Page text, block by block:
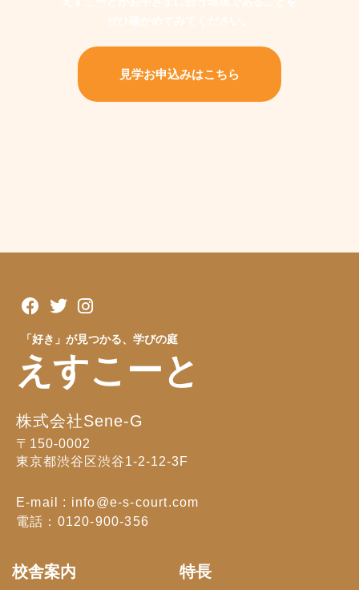
見学お申込みはこちら
「好き」が見つかる、学びの庭
えすこーと
株式会社Sene-G
〒150-0002
東京都渋谷区渋谷1-2-12-3F
E-mail : info@e-s-court.com
電話：0120-900-356
校舎案内 特長